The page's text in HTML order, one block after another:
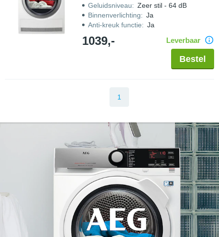
Geluidsniveau: Zeer stil - 64 dB
Binnenverlichting: Ja
Anti-kreuk functie: Ja
1039,- Leverbaar
Bestel
1